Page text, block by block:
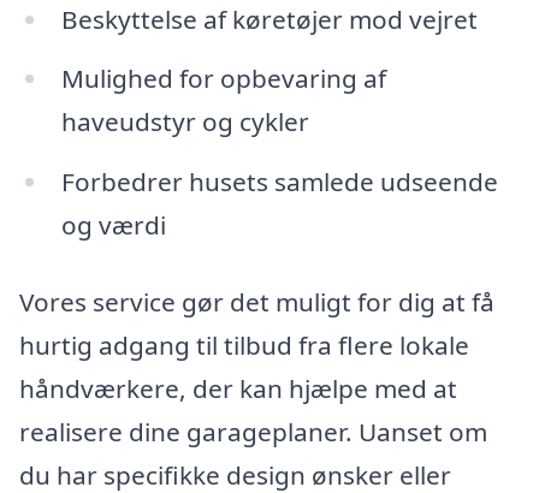
Beskyttelse af køretøjer mod vejret
Mulighed for opbevaring af
haveudstyr og cykler
Forbedrer husets samlede udseende
og værdi
Vores service gør det muligt for dig at få
hurtig adgang til tilbud fra flere lokale
håndværkere, der kan hjælpe med at
realisere dine garageplaner. Uanset om
du har specifikke design ønsker eller